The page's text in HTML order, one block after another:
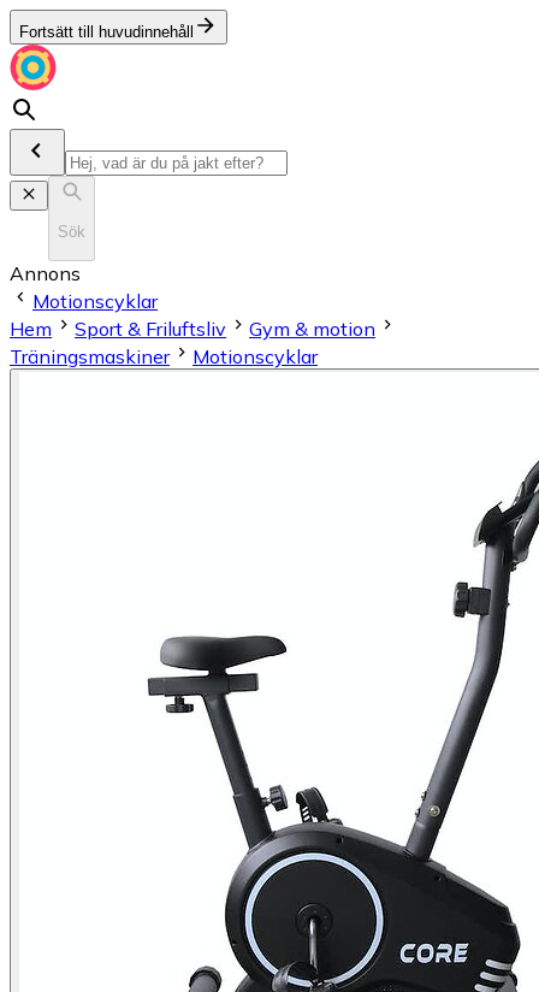
Fortsätt till huvudinnehåll
Sök
Annons
Motionscyklar
Hem
Sport & Friluftsliv
Gym & motion
Träningsmaskiner
Motionscyklar